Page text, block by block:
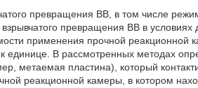
превращения ВВ, в том числе
превращения ВВ в условиях
применения прочной реакционной
единице. В рассмотренных методах
метаемая пластина), который
реакционной камеры, в котором